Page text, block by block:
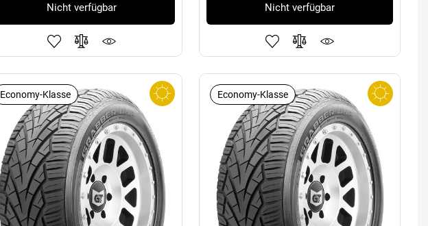
Nicht verfügbar Nicht verfügbar
Economy-Klasse Economy-Klasse